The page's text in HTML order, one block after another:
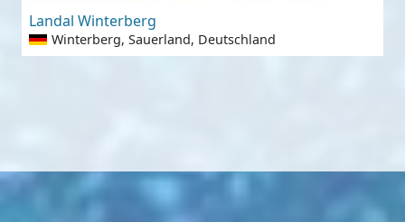
Landal Winterberg
Winterberg, Sauerland, Deutschland